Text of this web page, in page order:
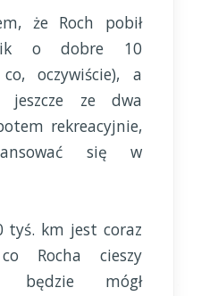
że Roch pobił
o dobre 10
oczywiście), a
jeszcze ze dwa
rekreacyjnie,
się w
tyś. km jest coraz
Rocha cieszy
będzie mógł